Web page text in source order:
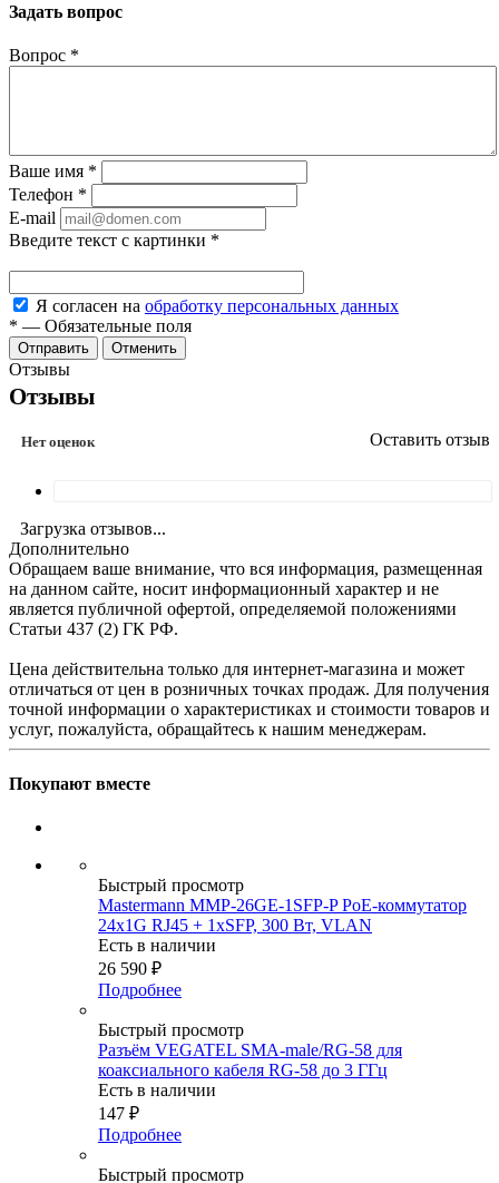
Задать вопрос
Вопрос *
Ваше имя *
Телефон *
E-mail
Введите текст с картинки *
Я согласен на обработку персональных данных
* — Обязательные поля
Отменить
Отзывы
Отзывы
Нет оценок Оставить отзыв
Загрузка отзывов...
Дополнительно
Обращаем ваше внимание, что вся информация, размещенная
на данном сайте, носит информационный характер и не
является публичной офертой, определяемой положениями
Статьи 437 (2) ГК РФ.
Цена действительна только для интернет-магазина и может
отличаться от цен в розничных точках продаж. Для получения
точной информации о характеристиках и стоимости товаров и
услуг, пожалуйста, обращайтесь к нашим менеджерам.
Покупают вместе
Быстрый просмотр
Mastermann MMP-26GE-1SFP-P PoE-коммутатор
24x1G RJ45 + 1xSFP, 300 Вт, VLAN
Есть в наличии
26 590 ₽
Подробнее
Быстрый просмотр
Разъём VEGATEL SMA-male/RG-58 для
коаксиального кабеля RG-58 до 3 ГГц
Есть в наличии
147 ₽
Подробнее
Быстрый просмотр